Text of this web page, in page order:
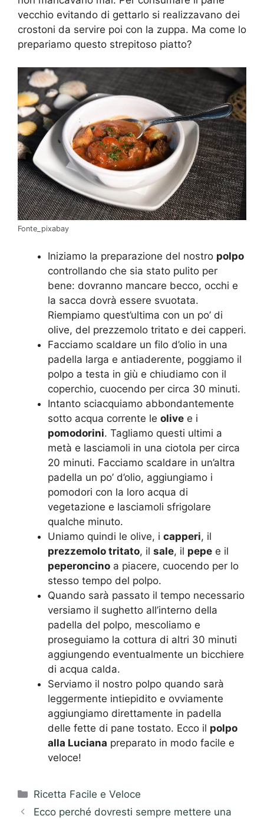
vecchio evitando di gettarlo si realizzavano dei
crostoni da servire poi con la zuppa. Ma come lo
prepariamo questo strepitoso piatto?
Fonte_pixabay
Iniziamo la preparazione del nostro polpo
controllando che sia stato pulito per
bene: dovranno mancare becco, occhi e
la sacca dovrà essere svuotata.
Riempiamo quest’ultima con un po’ di
olive, del prezzemolo tritato e dei capperi.
Facciamo scaldare un filo d’olio in una
padella larga e antiaderente, poggiamo il
polpo a testa in giù e chiudiamo con il
coperchio, cuocendo per circa 30 minuti.
Intanto sciacquiamo abbondantemente
sotto acqua corrente le olive e i
pomodorini. Tagliamo questi ultimi a
metà e lasciamoli in una ciotola per circa
20 minuti. Facciamo scaldare in un’altra
padella un po’ d’olio, aggiungiamo i
pomodori con la loro acqua di
vegetazione e lasciamoli sfrigolare
qualche minuto.
Uniamo quindi le olive, i capperi, il
prezzemolo tritato, il sale, il pepe e il
peperoncino a piacere, cuocendo per lo
stesso tempo del polpo.
Quando sarà passato il tempo necessario
versiamo il sughetto all’interno della
padella del polpo, mescoliamo e
proseguiamo la cottura di altri 30 minuti
aggiungendo eventualmente un bicchiere
di acqua calda.
Serviamo il nostro polpo quando sarà
leggermente intiepidito e ovviamente
aggiungiamo direttamente in padella
delle fette di pane tostato. Ecco il polpo
alla Luciana preparato in modo facile e
veloce!
Categorie
Ricetta Facile e Veloce
Ecco perché dovresti sempre mettere una